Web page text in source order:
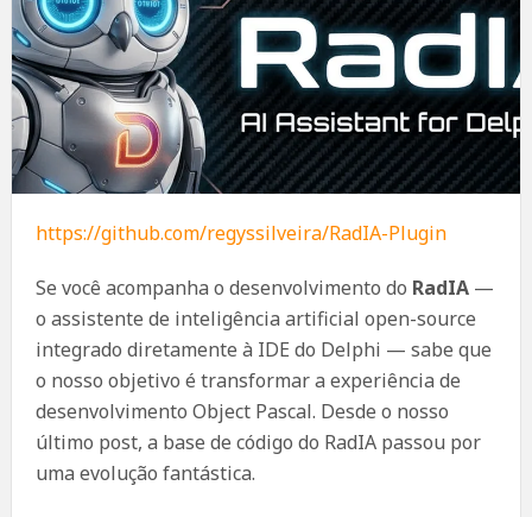
https://github.com/regyssilveira/RadIA-Plugin
Se você acompanha o desenvolvimento do RadIA—
o assistente de inteligência artificial open-source
integrado diretamente à IDE do Delphi — sabe que
o nosso objetivo é transformar a experiência de
desenvolvimento Object Pascal. Desde o nosso
último post, a base de código do RadIA passou por
uma evolução fantástica.